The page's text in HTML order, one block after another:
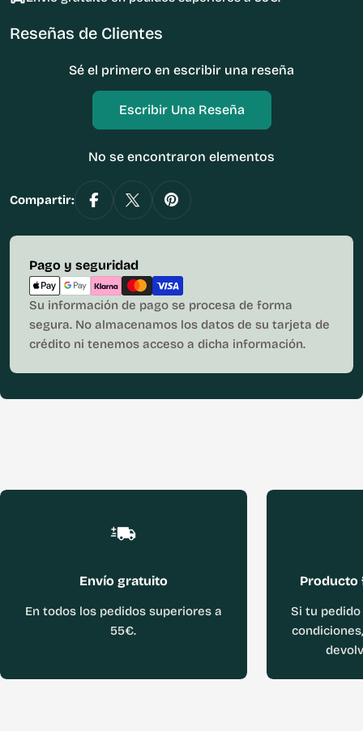
Reseñas de Clientes
Sé el primero en escribir una reseña
Escribir Una Reseña
No se encontraron elementos
Compartir:
Pago y seguridad
Métodos
de
pago
Su información de pago se procesa de forma
segura. No almacenamos los datos de su tarjeta de
crédito ni tenemos acceso a dicha información.
Envío gratuito
En todos los pedidos superiores a
55€.
Producto
Si tu